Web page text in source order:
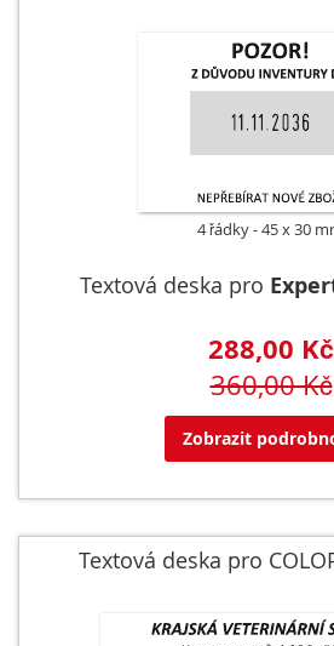
4 řádky 45 x 30
Textová deska pro
288,00 Kč
360,00 Kč
Zobrazit
Textová deska pro